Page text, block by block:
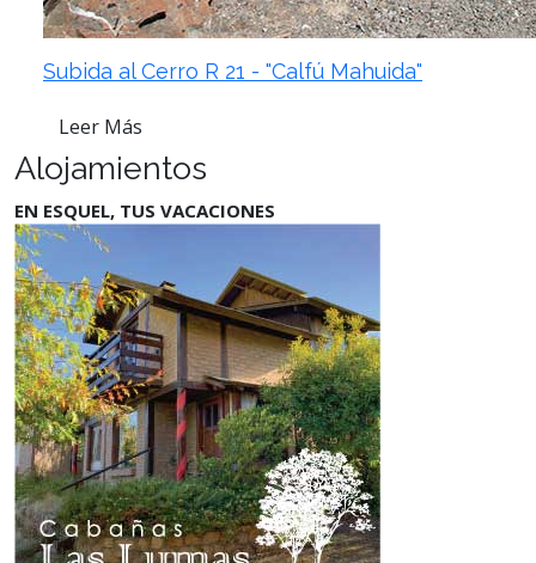
Subida al Cerro R 21 - "Calfú Mahuida"
Leer Más
Alojamientos
EN ESQUEL, TUS VACACIONES